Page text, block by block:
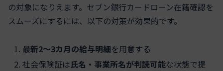
の対象になりえます。セブン銀行カードローン在籍確認を
スムーズにするには、以下の対策が効果的です。
最新2〜3カ月の給与明細を用意する
社会保険証は氏名・事業所名が判読可能な状態で提